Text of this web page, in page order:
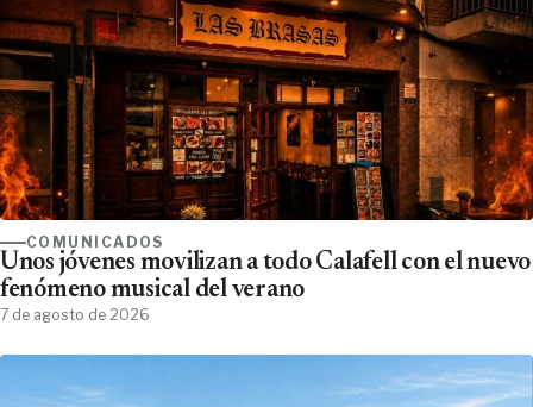
COMUNICADOS
Unos jóvenes movilizan a todo Calafell con el nuevo
fenómeno musical del verano
7 de agosto de 2026